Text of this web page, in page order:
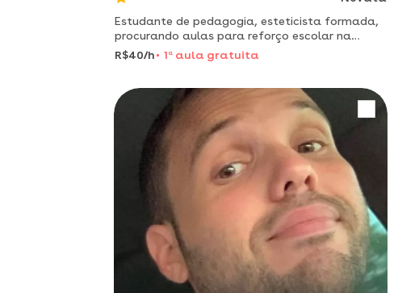
Estudante de pedagogia, esteticista formada,
procurando aulas para reforço escolar na
região de echaporã-sp
R$40/h 1 a aula gratuita